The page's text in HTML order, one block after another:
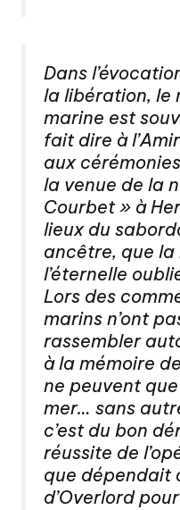
Dans
la libération, le
marine est
fait dire à
aux
la venue de la
Courbet » à
lieux du
ancêtre, que
l’éternelle
Lors des
marins n’ont
rassembler
à la mémoire
ne peuvent
mer… sans
c’est du bon
réussite de
que dépendait
d’Overlord